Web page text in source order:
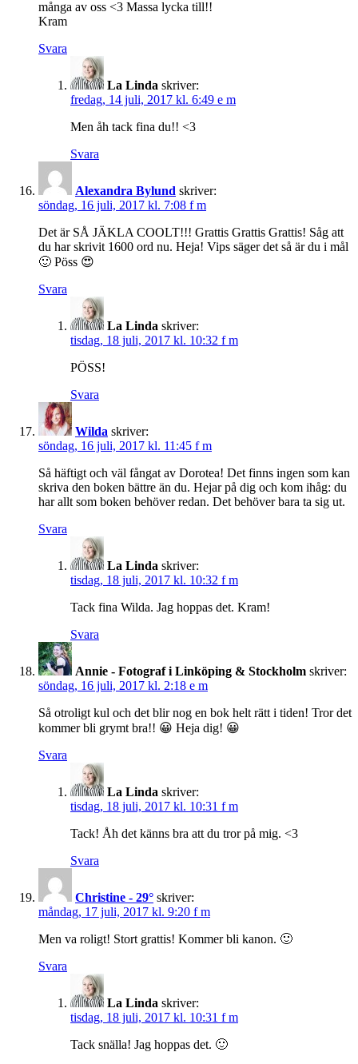
många av oss <3 Massa lycka till!!
Kram
Svara
La Linda skriver:
fredag, 14 juli, 2017 kl. 6:49 e m
Men åh tack fina du!! <3
Svara
Alexandra Bylund skriver:
söndag, 16 juli, 2017 kl. 7:08 f m
Det är SÅ JÄKLA COOLT!!! Grattis Grattis Grattis! Såg att
du har skrivit 1600 ord nu. Heja! Vips säger det så är du i mål
🙂 Pöss 😍
Svara
La Linda skriver:
tisdag, 18 juli, 2017 kl. 10:32 f m
PÖSS!
Svara
Wilda skriver:
söndag, 16 juli, 2017 kl. 11:45 f m
Så häftigt och väl fångat av Dorotea! Det finns ingen som kan
skriva den boken bättre än du. Hejar på dig och kom ihåg: du
har allt som boken behöver redan. Det behöver bara ta sig ut.
Svara
La Linda skriver:
tisdag, 18 juli, 2017 kl. 10:32 f m
Tack fina Wilda. Jag hoppas det. Kram!
Svara
Annie - Fotograf i Linköping & Stockholm skriver:
söndag, 16 juli, 2017 kl. 2:18 e m
Så otroligt kul och det blir nog en bok helt rätt i tiden! Tror det
kommer bli grymt bra!! 😀 Heja dig! 😀
Svara
La Linda skriver:
tisdag, 18 juli, 2017 kl. 10:31 f m
Tack! Åh det känns bra att du tror på mig. <3
Svara
Christine - 29° skriver:
måndag, 17 juli, 2017 kl. 9:20 f m
Men va roligt! Stort grattis! Kommer bli kanon. 🙂
Svara
La Linda skriver:
tisdag, 18 juli, 2017 kl. 10:31 f m
Tack snälla! Jag hoppas det. 🙂